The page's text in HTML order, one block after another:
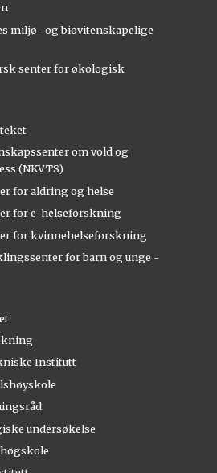
miljø- og biovitenskapelige
senter for økologisk
om vold og
(NKVTS)
for aldring og helse
for e-helseforskning
for kvinnehelseforskning
for barn og unge -
Institutt
undersøkelse